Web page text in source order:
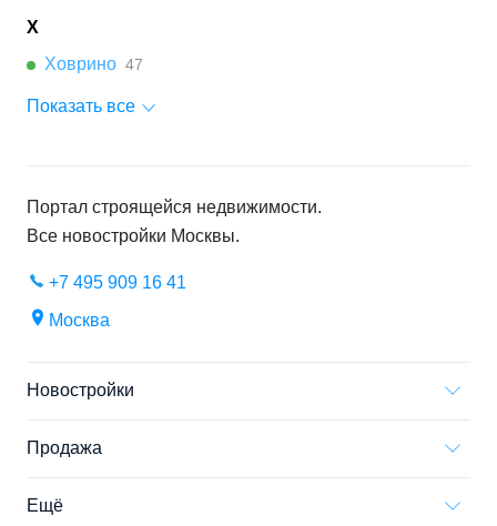
Х
Ховрино 47
Показать все
Портал строящейся недвижимости.
Все новостройки Москвы.
+7 495 909 16 41
Москва
Новостройки
Продажа
Ещё